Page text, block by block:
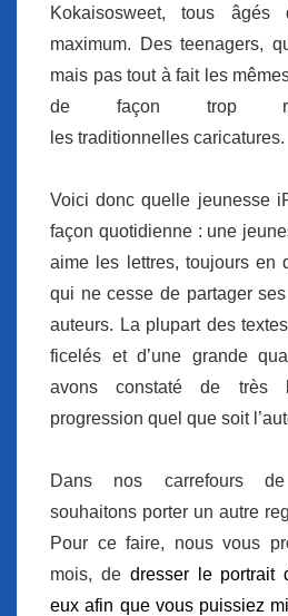
Kokaisosweet, tous
maximum. Des teenagers,
mais pas tout à fait les
de façon trop
les traditionnelles caricatures.
Voici donc quelle jeunesse
façon quotidienne : une
aime les lettres, toujours en
qui ne cesse de partager
auteurs. La plupart des
ficelés et d’une grande
avons constaté de très
progression quel que soit
Dans nos carrefours
souhaitons porter un autre
Pour ce faire, nous vous
mois, de dresser le portrait
eux afin que vous puissiez